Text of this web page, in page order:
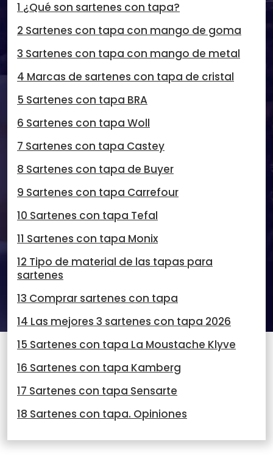
1 ¿Qué son sartenes con tapa?
2 Sartenes con tapa con mango de goma
3 Sartenes con tapa con mango de metal
4 Marcas de sartenes con tapa de cristal
5 Sartenes con tapa BRA
6 Sartenes con tapa Woll
7 Sartenes con tapa Castey
8 Sartenes con tapa de Buyer
9 Sartenes con tapa Carrefour
10 Sartenes con tapa Tefal
11 Sartenes con tapa Monix
12 Tipo de material de las tapas para
sartenes
13 Comprar sartenes con tapa
14 Las mejores 3 sartenes con tapa 2026
15 Sartenes con tapa La Moustache Klyve
16 Sartenes con tapa Kamberg
17 Sartenes con tapa Sensarte
18 Sartenes con tapa. Opiniones